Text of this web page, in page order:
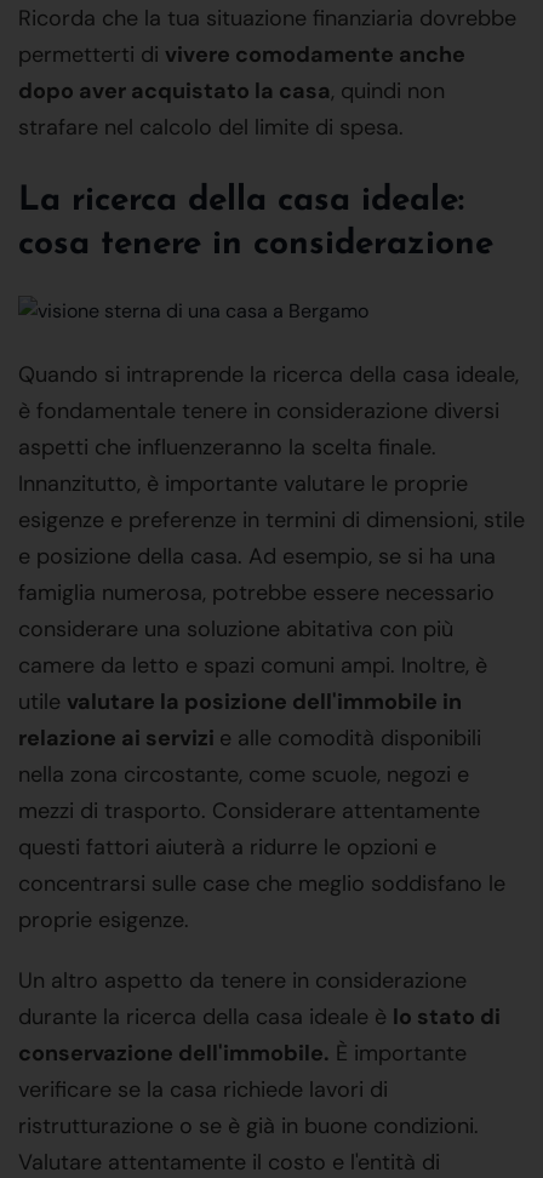
Ricorda che la tua situazione finanziaria dovrebbe
permetterti di vivere comodamente anche
dopo aver acquistato la casa, quindi non
strafare nel calcolo del limite di spesa.
La ricerca della casa ideale:
cosa tenere in considerazione
Quando si intraprende la ricerca della casa ideale,
è fondamentale tenere in considerazione diversi
aspetti che influenzeranno la scelta finale.
Innanzitutto, è importante valutare le proprie
esigenze e preferenze in termini di dimensioni, stile
e posizione della casa. Ad esempio, se si ha una
famiglia numerosa, potrebbe essere necessario
considerare una soluzione abitativa con più
camere da letto e spazi comuni ampi. Inoltre, è
utile valutare la posizione dell'immobile in
relazione ai servizi e alle comodità disponibili
nella zona circostante, come scuole, negozi e
mezzi di trasporto. Considerare attentamente
questi fattori aiuterà a ridurre le opzioni e
concentrarsi sulle case che meglio soddisfano le
proprie esigenze.
Un altro aspetto da tenere in considerazione
durante la ricerca della casa ideale è lo stato di
conservazione dell'immobile. È importante
verificare se la casa richiede lavori di
ristrutturazione o se è già in buone condizioni.
Valutare attentamente il costo e l'entità di